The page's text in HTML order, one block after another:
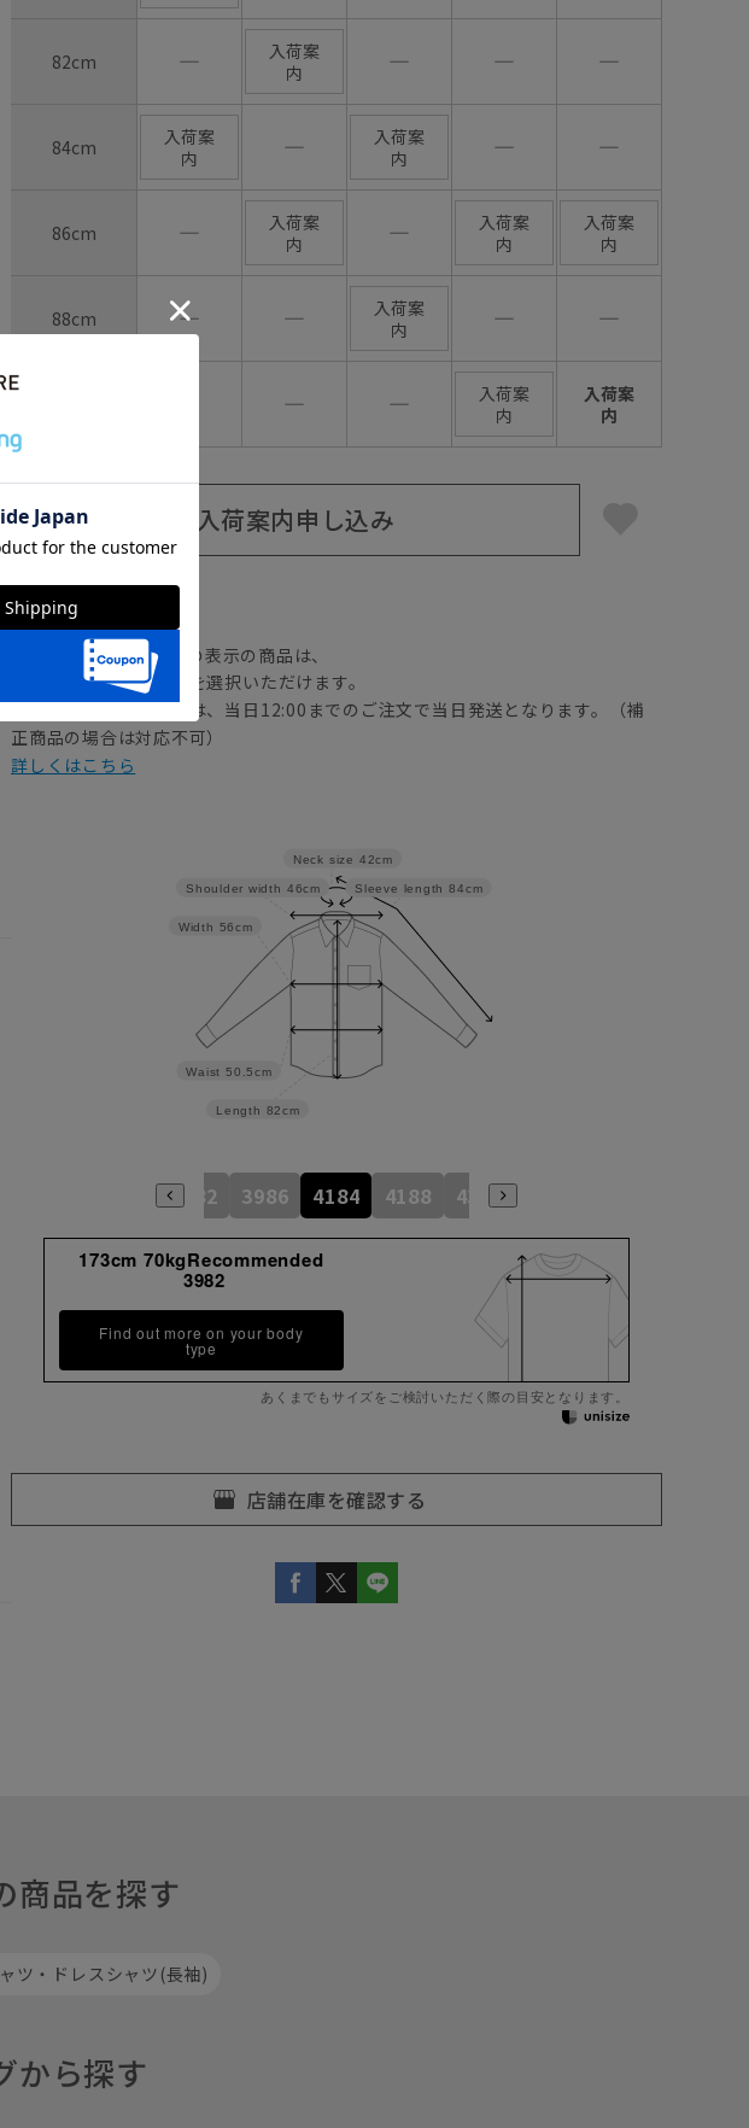
82cm ―
入荷案
内
― ― ―
84cm
入荷案
内
―
入荷案
内
― ―
86cm ―
入荷案
内
―
入荷案
内
入荷案
内
88cm ― ―
入荷案
内
― ―
― ―
入荷案
内
入荷案
内
入荷案内申し込み
【 アイコンについて】
の表示の商品は、
注文画面でお急ぎ発送を選択いただけます。
さらにメルマガ会員様は、当日12:00までのご注文で当日発送となります。（補
正商品の場合は対応不可）
詳しくはこちら
Sleeve length 84cm
Neck size 42cm
Length 82cm
Waist 50.5cm
Width 56cm
Shoulder width 46cm
3982 3986 4184 4188 4386
173cm 70kgRecommended
3982
Find out more on your body
type
あくまでもサイズをご検討いただく際の目安となります。
商品を探す
ツ・ドレスシャツ(長袖)
から探す